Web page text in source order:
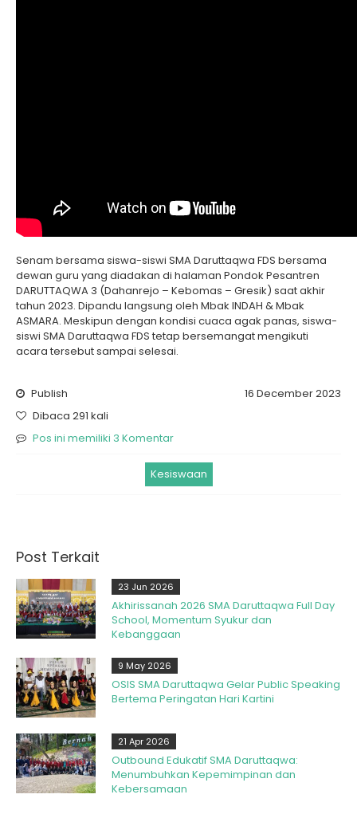
Senam bersama siswa-siswi SMA Daruttaqwa FDS bersama
dewan guru yang diadakan di halaman Pondok Pesantren
DARUTTAQWA 3 (Dahanrejo – Kebomas – Gresik) saat akhir
tahun 2023. Dipandu langsung oleh Mbak INDAH & Mbak
ASMARA. Meskipun dengan kondisi cuaca agak panas, siswa-
siswi SMA Daruttaqwa FDS tetap bersemangat mengikuti
acara tersebut sampai selesai.
Publish
16 December 2023
Dibaca 291 kali
Pos ini memiliki 3 Komentar
Kesiswaan
Post Terkait
23 Jun 2026
Akhirissanah 2026 SMA Daruttaqwa Full Day
School, Momentum Syukur dan
Kebanggaan
9 May 2026
OSIS SMA Daruttaqwa Gelar Public Speaking
Bertema Peringatan Hari Kartini
21 Apr 2026
Outbound Edukatif SMA Daruttaqwa:
Menumbuhkan Kepemimpinan dan
Kebersamaan